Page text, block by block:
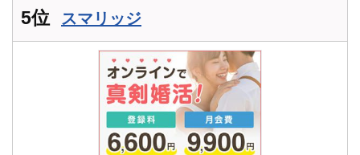
5位 スマリッジ